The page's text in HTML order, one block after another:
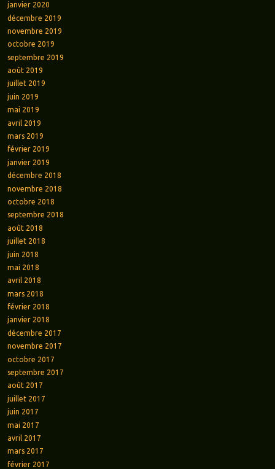
janvier 2020
décembre 2019
novembre 2019
octobre 2019
septembre 2019
août 2019
juillet 2019
juin 2019
mai 2019
avril 2019
mars 2019
février 2019
janvier 2019
décembre 2018
novembre 2018
octobre 2018
septembre 2018
août 2018
juillet 2018
juin 2018
mai 2018
avril 2018
mars 2018
février 2018
janvier 2018
décembre 2017
novembre 2017
octobre 2017
septembre 2017
août 2017
juillet 2017
juin 2017
mai 2017
avril 2017
mars 2017
février 2017